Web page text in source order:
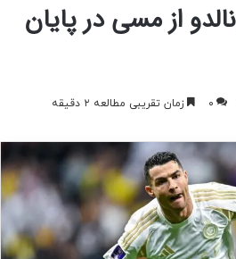
از مسی در پایان
۰ زمان تقریبی مطالعه ۲ دقیقه